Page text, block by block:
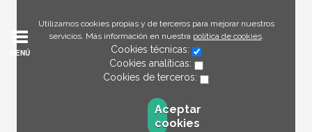
Utilizamos cookies propias y de terceros para mejorar nuestros
servicios. Más información en nuestra política de cookies.
Cookies técnicas:
Cookies analíticas:
Cookies de terceros:
Aceptar
cookies
MENÚ